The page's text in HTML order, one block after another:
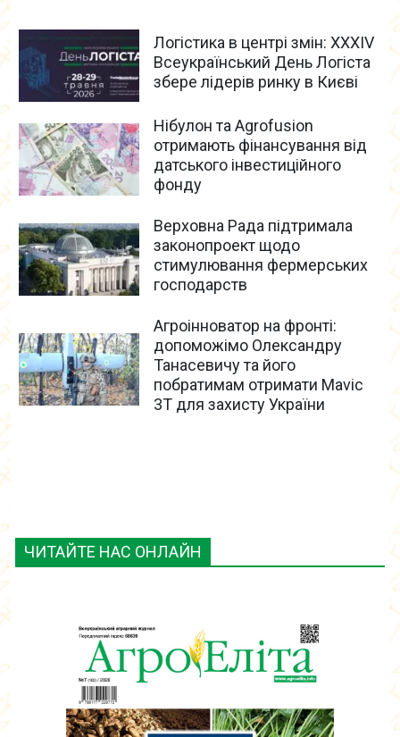
ЧИТАЙТЕ НАС ОНЛАЙН
Логістика в центрі змін: XXXIV
Всеукраїнський День Логіста
збере лідерів ринку в Києві
Нібулон та Agrofusion
отримають фінансування від
датського інвестиційного
фонду
Верховна Рада підтримала
законопроект щодо
стимулювання фермерських
господарств
Агроінноватор на фронті:
допоможімо Олександру
Танасевичу та його
побратимам отримати Mavic
3T для захисту України